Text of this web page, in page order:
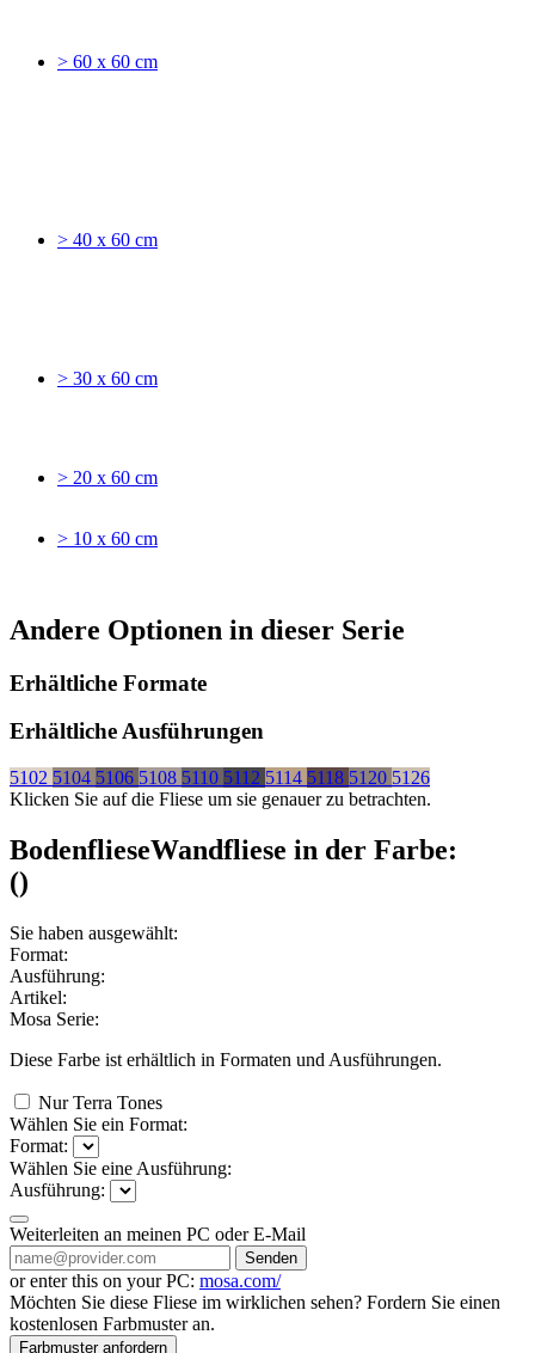
> 60 x 60 cm
> 40 x 60 cm
> 30 x 60 cm
> 20 x 60 cm
> 10 x 60 cm
Andere Optionen in dieser Serie
Erhältliche Formate
Erhältliche Ausführungen
5102 5104 5106 5108 5110 5112 5114 5118 5120 5126
Klicken Sie auf die Fliese um sie genauer zu betrachten.
BodenflieseWandfliese in der Farbe:
()
Sie haben ausgewählt:
Format:
Ausführung:
Artikel:
Mosa Serie:
Diese Farbe ist erhältlich in Formaten und Ausführungen.
Nur Terra Tones
Wählen Sie ein Format:
Format:
Wählen Sie eine Ausführung:
Ausführung:
Weiterleiten an meinen PC oder E-Mail
Senden
or enter this on your PC: mosa.com/
Möchten Sie diese Fliese im wirklichen sehen? Fordern Sie einen
kostenlosen Farbmuster an.
Farbmuster anfordern